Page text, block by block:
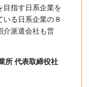
目指す日系企業を
る日系企業の８
介派遣会社も営
所 代表取締役社